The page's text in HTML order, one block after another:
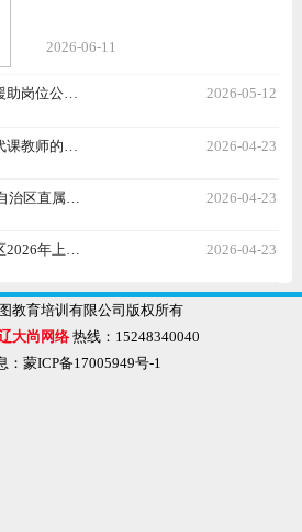
2026-06-11
助岗位公… 2026-05-12
课教师的… 2026-04-23
治区直属… 2026-04-23
2026年上… 2026-04-23
教育培训有限公司版权所有
大尚网络 热线：15248340040
：蒙ICP备17005949号-1